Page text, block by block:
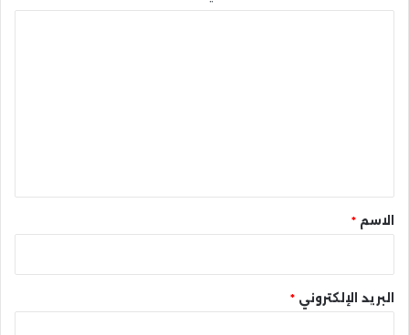
* الاسم *
البريد الإلكتروني *